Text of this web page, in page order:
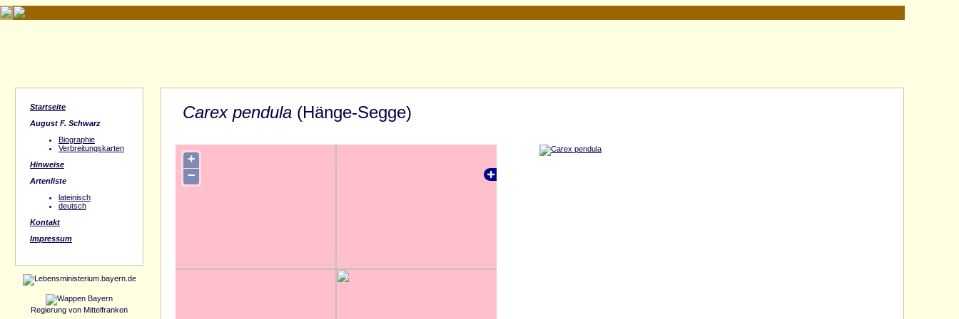
Startseite
August F. Schwarz
Biographie
Verbreitungskarten
Hinweise
Artenliste
lateinisch
deutsch
Kontakt
Impressum
Regierung von Mittelfranken
Carex pendula (Hänge-Segge)
+
−